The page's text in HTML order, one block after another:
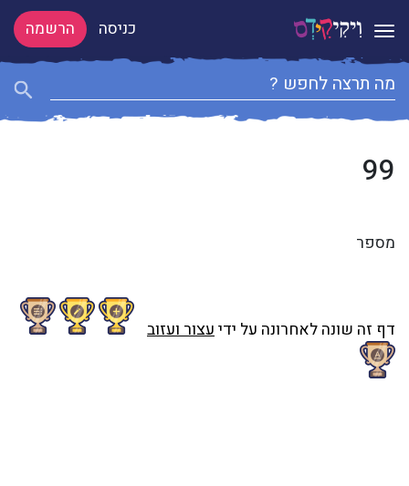
Toggle navigation כניסה הרשמה
99
מספר
דף זה שונה לאחרונה על ידיעצור ועזוב